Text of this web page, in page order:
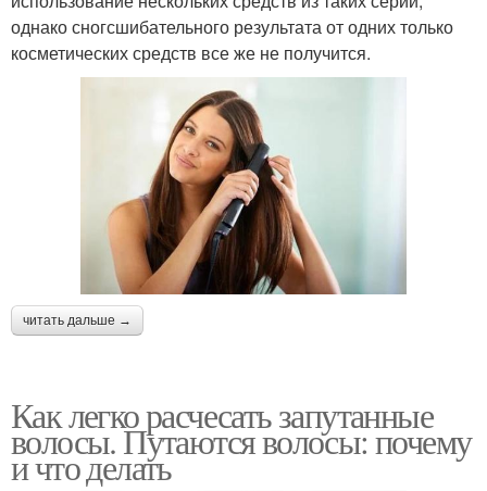
однако сногсшибательного результата от одних только
косметических средств все же не получится.
читать дальше →
Как легко расчесать запутанные
волосы. Путаются волосы: почему
и что делать